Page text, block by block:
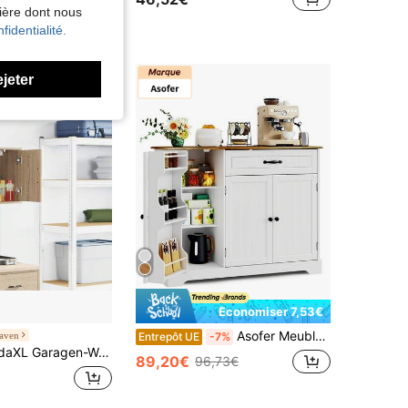
Wandschrank Sonoma-Eiche Holzwerkstoff
Économiser 7,53€
Entrepôt UE -7% Asofer Meuble de cuisine avec tiroir et étagères, meuble multifonctionnel offrant un grand espace de rangement, style vintage, idéal pour la cuisine ou le salon, hauteur 84,5 cm.
89,20€ 96,73€
dont nous